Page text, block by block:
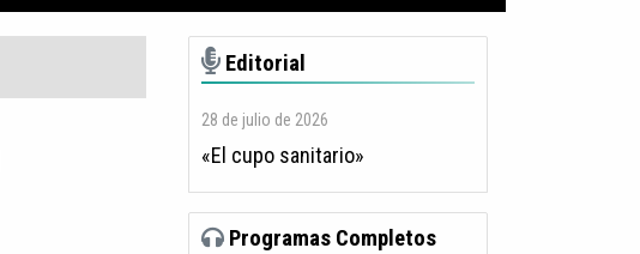
Editorial
28 de julio de 2026
«El cupo sanitario»
Programas Completos